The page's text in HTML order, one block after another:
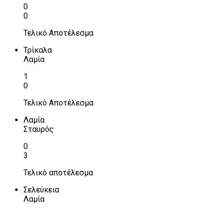
0
0
Τελικό Αποτέλεσμα
Τρίκαλα
Λαμία
1
0
Τελικό Αποτέλεσμα
Λαμία
Σταυρός
0
3
Τελικό αποτέλεσμα
Σελεύκεια
Λαμία